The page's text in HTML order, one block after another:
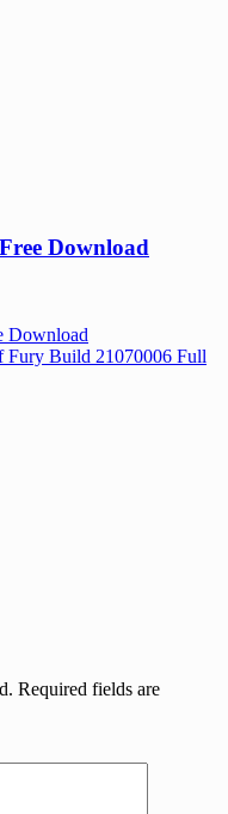
Download
Download
Fury Build 21070006 Full
Required fields are